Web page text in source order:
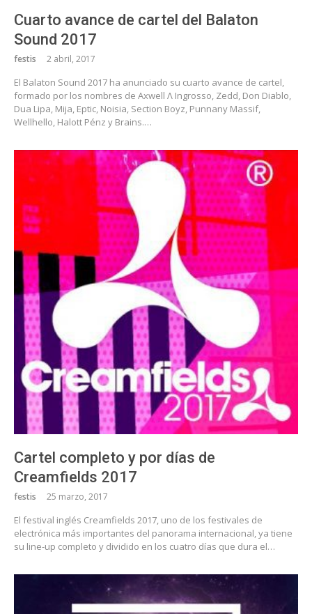
Cuarto avance de cartel del Balaton
Sound 2017
festis 2 abril, 2017
El Balaton Sound 2017 ha anunciado su cuarto avance de cartel,
formado por los nombres de Axwell Λ Ingrosso, Zedd, Don Diablo,
Dua Lipa, Mija, Eptic, Noisia, Section Boyz, Punnany Massif,
Wellhello, Halott Pénz y Brains.…
Cartel completo y por días de
Creamfields 2017
festis 25 marzo, 2017
El festival inglés Creamfields 2017, uno de los festivales de
electrónica más importantes del panorama internacional, ya tiene
su line-up completo y dividido en los cuatro días que dura el…